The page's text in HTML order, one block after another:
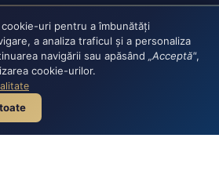
uri pentru a îmbunătăți
a analiza traficul și a personaliza
navigării sau apăsând „Acceptă",
cookie-urilor.